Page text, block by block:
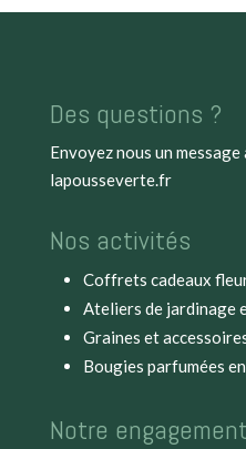
Des questions ?
Envoyez nous un message
lapousseverte.fr
Nos activités
Coffrets cadeaux
Ateliers de jardinage
Graines et
Bougies parfumées
Notre engagement